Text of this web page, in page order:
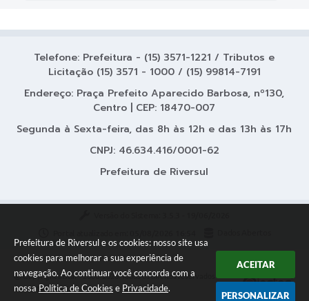
Prefeitura de Riversul e os cookies: nosso site usa
cookies para melhorar a sua experiência de
navegação. Ao continuar você concorda com a
nossa Política de Cookies e Privacidade.
ACEITAR
PERSONALIZAR
Telefone: Prefeitura - (15) 3571-1221 / Tributos e
Licitação (15) 3571 - 1000 / (15) 99814-7191
Endereço: Praça Prefeito Aparecido Barbosa, nº130,
Centro | CEP: 18470-007
Segunda à Sexta-feira, das 8h às 12h e das 13h às 17h
CNPJ: 46.634.416/0001-62
Prefeitura de Riversul
Copyright Instar - 2006-2026. Todos os direitos reservados -
Instar Tecnologia